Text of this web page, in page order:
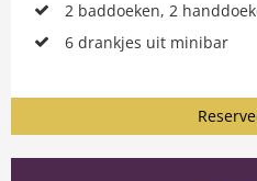
2 baddoeken, 2
6 drankjes uit minibar